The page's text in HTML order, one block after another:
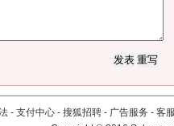
- 支付中心 - 搜狐招聘 - 广告服务 - 客